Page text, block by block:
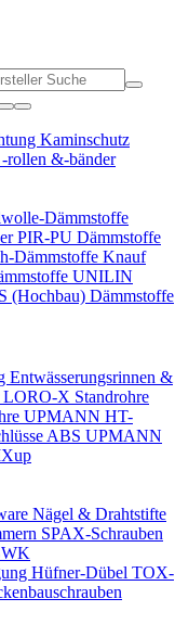
Kaminschutz
rollen &-bänder
Dämmstoffe
PIR-PU Dämmstoffe
Dämmstoffe Knauf
UNILIN
(Hochbau) Dämmstoffe
Entwässerungsrinnen &
LORO-X Standrohre
UPMANN HT-
ABS UPMANN
Nägel & Drahtstifte
SPAX-Schrauben
Hüfner-Dübel TOX-